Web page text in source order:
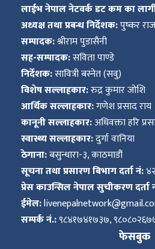
लाईभ नेपाल नेटवर्क डट कम का
अध्यक्ष तथा प्रबन्ध निर्देशक:पुष्कर
सम्पादक:श्रीराम पुडासैनी
सह-सम्पादक:सविता पाण्डे
निर्देशक:सावित्री बस्नेत (सवु)
विशेष सल्लाहकार:रुद्र कुमार जोशि
आर्थिक सल्लाहकार:गणेश प्रसाद राय
कानूनी सल्लाहकार:अधिवक्ता हरि
स्वास्थ्य सल्लाहकार:दुर्गा वानिया
ठेगाना:बसुन्धारा-३, काठमाडौं
सूचना तथा प्रसारण बिभाग दर्ता नं:
प्रेस काउन्सिल नेपाल सुचीकरण दर्ता
ईमेल:
सम्पर्क नं.:९८४१७४१७३७,
फेसबुक